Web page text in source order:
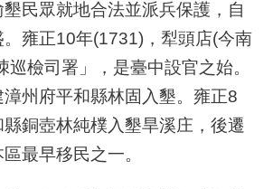
民眾就地合法並派兵保護，自
雍正10年(1731) ，犁頭店(今南
巡檢司署」，是臺中設官之始。
州府平和縣林固入墾。雍正8
銅壺林純樸入墾旱溪庄，後遷
最早移民之一。